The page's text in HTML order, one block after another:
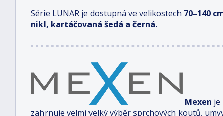
Série LUNAR je dostupná ve velikostech 70–140
nikl, kartáčovaná šedá a černá.
Mexen je
zahrnuje velmi velký výběr sprchových koutů,